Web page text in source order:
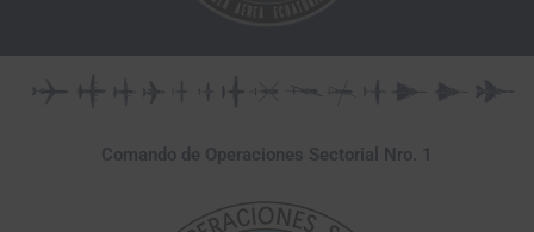
Comando de Operaciones Sectorial Nro. 1